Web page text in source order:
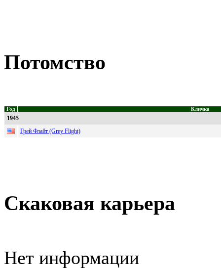
Потомство
Год Кличка
1945
Грей Флайт (Grey Flight)
Скаковая карьера
Нет информации